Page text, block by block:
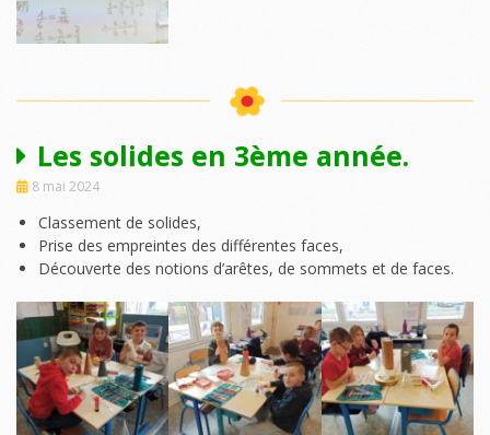
Les solides en 3ème année.
8 mai 2024
Classement de solides,
Prise des empreintes des différentes faces,
Découverte des notions d’arêtes, de sommets et de faces.